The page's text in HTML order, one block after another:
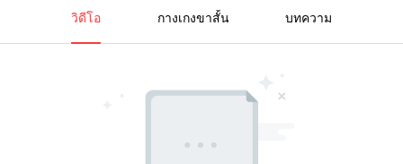
วิดีโอ กางเกงขาสั้น บทความ